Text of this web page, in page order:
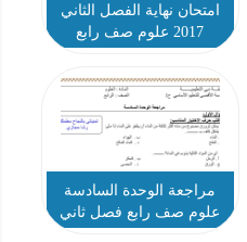
امتحان نهاية الفصل الثاني
2017 علوم صف رابع
مراجعة الوحدة السادسة
علوم صف رابع فصل ثاني